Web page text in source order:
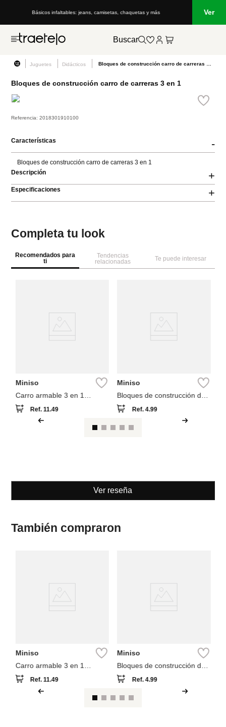
Básicos infaltables: jeans, camisetas, chaquetas y más Ver
Buscar
Juguetes Didácticos
Bloques de construcción carro de carreras 3 en 1
Referencia:2018301910100
Características -
Bloques de construcción carro de carreras 3 en 1
Descripción
+
Especificaciones +
Completa tu look
Recomendados para
ti
Tendencias
relacionadas
Te puede interesar
Miniso
Carro armable 3 en 1
colección carro de carreras
Ref.11.49
Miniso
Bloques de construcción de
rosas
Ref.4.99
Ver reseña
También compraron
Miniso
Carro armable 3 en 1
colección carro de carreras
Ref.11.49
Miniso
Bloques de construcción de
rosas
Ref.4.99